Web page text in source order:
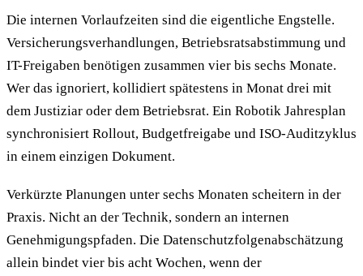
Die internen Vorlaufzeiten sind die eigentliche Engstelle.
Versicherungsverhandlungen, Betriebsratsabstimmung und
IT-Freigaben benötigen zusammen vier bis sechs Monate.
Wer das ignoriert, kollidiert spätestens in Monat drei mit
dem Justiziar oder dem Betriebsrat. Ein Robotik Jahresplan
synchronisiert Rollout, Budgetfreigabe und ISO-Auditzyklus
in einem einzigen Dokument.
Verkürzte Planungen unter sechs Monaten scheitern in der
Praxis. Nicht an der Technik, sondern an internen
Genehmigungspfaden. Die Datenschutzfolgenabschätzung
allein bindet vier bis acht Wochen, wenn der